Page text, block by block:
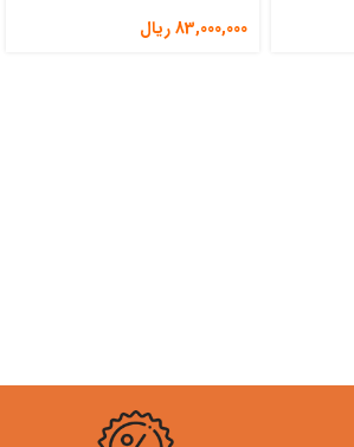
83,000,000ریال